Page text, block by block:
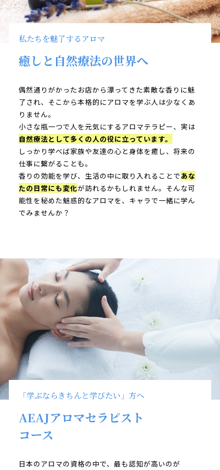
私たちを魅了するアロマ
癒しと自然療法の世界へ
偶然通りがかったお店から漂ってきた素敵な香りに魅
了され、そこから本格的にアロマを学ぶ人は少なくあ
りません。
小さな瓶一つで人を元気にするアロマテラピー、実は
自然療法として多くの人の役に立っています。
しっかり学べば家族や友達の心と身体を癒し、将来の
仕事に繋がることも。
香りの効能を学び、生活の中に取り入れることであな
たの日常にも変化が訪れるかもしれません。そんな可
能性を秘めた魅惑的なアロマを、キャラで一緒に学ん
でみませんか？
「学ぶならきちんと学びたい」方へ
AEAJアロマセラピスト
コース
日本のアロマの資格の中で、最も認知が高いのが